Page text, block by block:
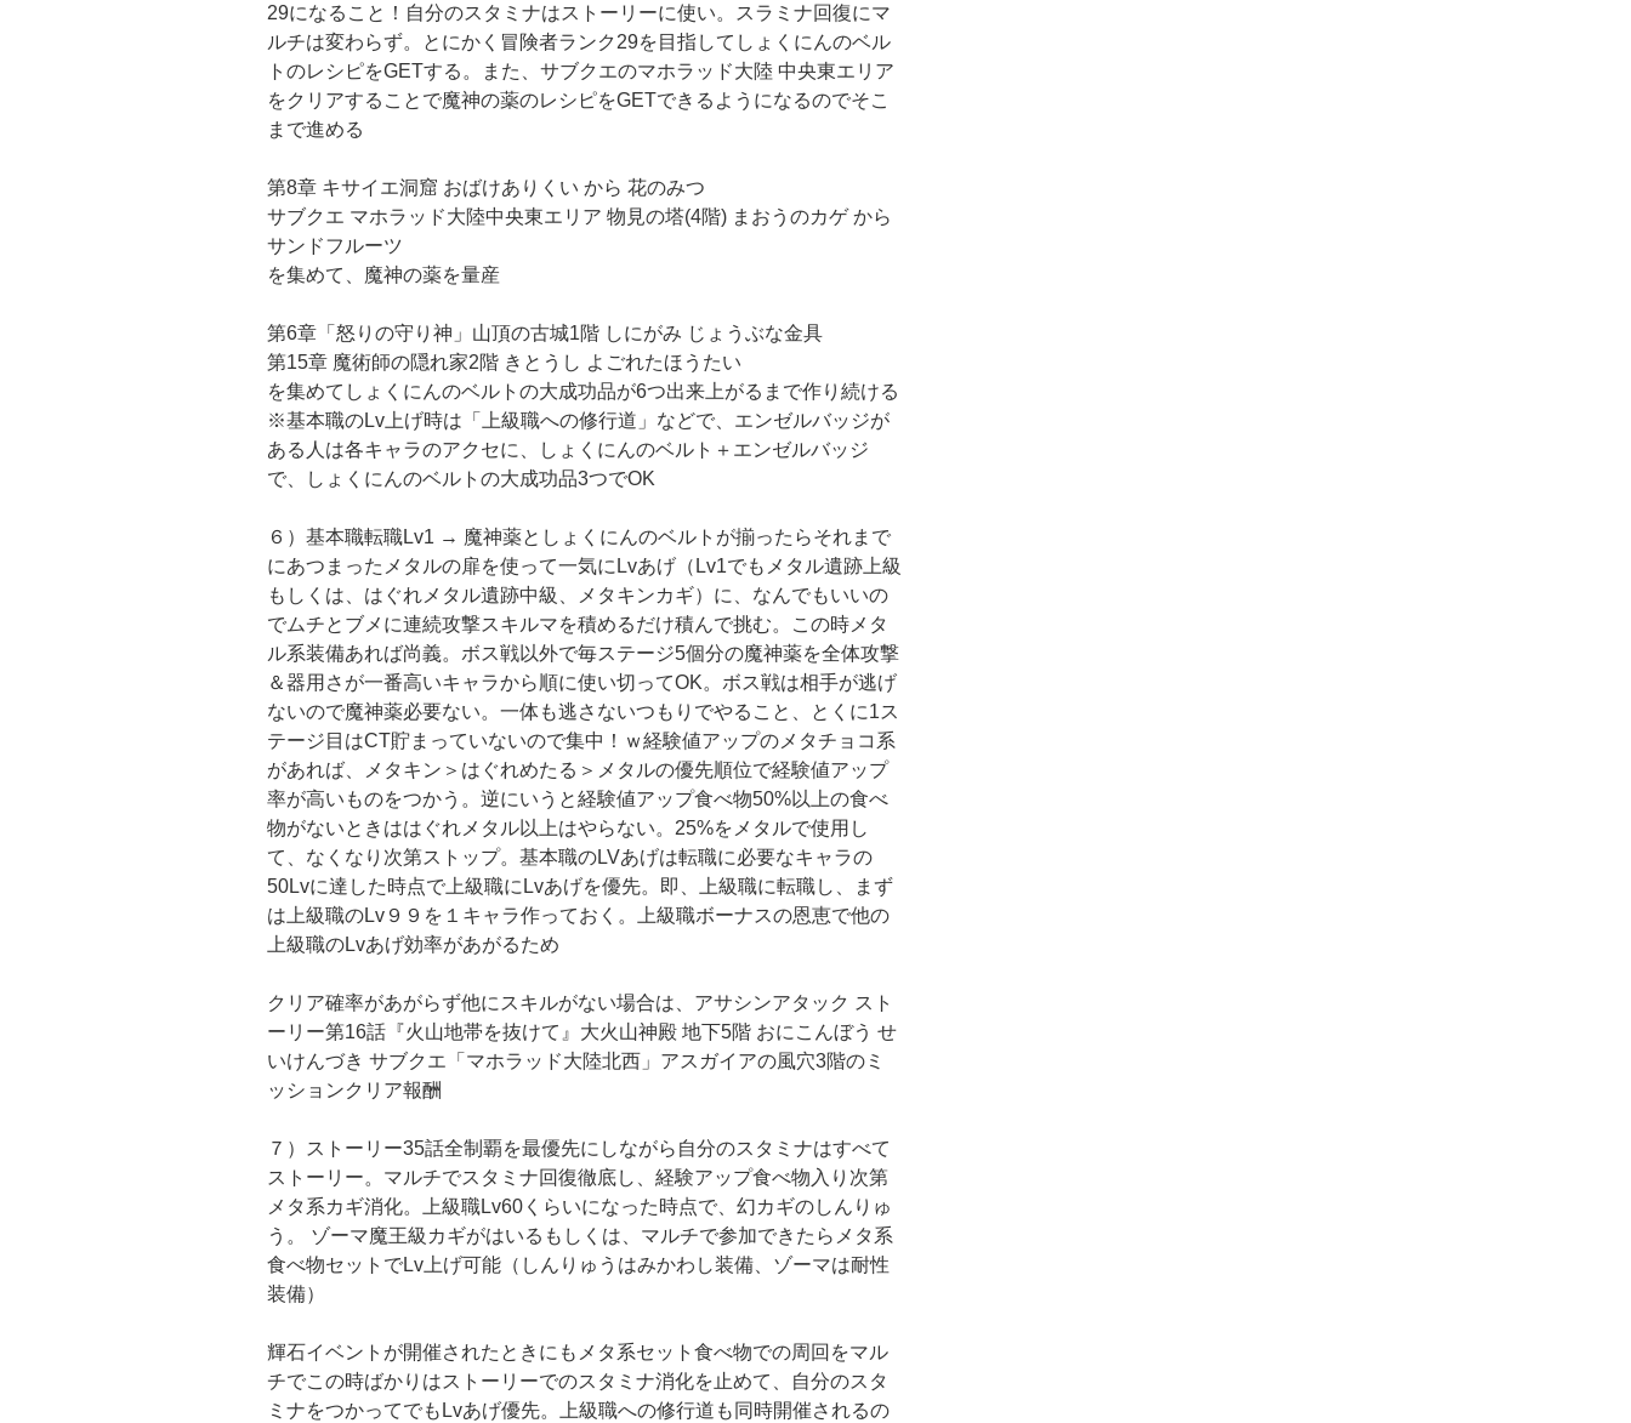
29になること！自分のスタミナはストーリーに使い。スラミナ回復にマ
ルチは変わらず。とにかく冒険者ランク29を目指してしょくにんのベル
トのレシピをGETする。また、サブクエのマホラッド大陸 中央東エリア
をクリアすることで魔神の薬のレシピをGETできるようになるのでそこ
まで進める
第8章 キサイエ洞窟 おばけありくい から 花のみつ
サブクエ マホラッド大陸中央東エリア 物見の塔(4階) まおうのカゲ から
サンドフルーツ
を集めて、魔神の薬を量産
第6章「怒りの守り神」山頂の古城1階 しにがみ じょうぶな金具
第15章 魔術師の隠れ家2階 きとうし よごれたほうたい
を集めてしょくにんのベルトの大成功品が6つ出来上がるまで作り続ける
※基本職のLv上げ時は「上級職への修行道」などで、エンゼルバッジが
ある人は各キャラのアクセに、しょくにんのベルト＋エンゼルバッジ
で、しょくにんのベルトの大成功品3つでOK
６）基本職転職Lv1 → 魔神薬としょくにんのベルトが揃ったらそれまで
にあつまったメタルの扉を使って一気にLvあげ（Lv1でもメタル遺跡上級
もしくは、はぐれメタル遺跡中級、メタキンカギ）に、なんでもいいの
でムチとブメに連続攻撃スキルマを積めるだけ積んで挑む。この時メタ
ル系装備あれば尚義。ボス戦以外で毎ステージ5個分の魔神薬を全体攻撃
＆器用さが一番高いキャラから順に使い切ってOK。ボス戦は相手が逃げ
ないので魔神薬必要ない。一体も逃さないつもりでやること、とくに1ス
テージ目はCT貯まっていないので集中！ｗ経験値アップのメタチョコ系
があれば、メタキン＞はぐれめたる＞メタルの優先順位で経験値アップ
率が高いものをつかう。逆にいうと経験値アップ食べ物50%以上の食べ
物がないときははぐれメタル以上はやらない。25%をメタルで使用し
て、なくなり次第ストップ。基本職のLVあげは転職に必要なキャラの
50Lvに達した時点で上級職にLvあげを優先。即、上級職に転職し、まず
は上級職のLv９９を１キャラ作っておく。上級職ボーナスの恩恵で他の
上級職のLvあげ効率があがるため
クリア確率があがらず他にスキルがない場合は、アサシンアタック スト
ーリー第16話『火山地帯を抜けて』大火山神殿 地下5階 おにこんぼう せ
いけんづき サブクエ「マホラッド大陸北西」アスガイアの風穴3階のミ
ッションクリア報酬
７）ストーリー35話全制覇を最優先にしながら自分のスタミナはすべて
ストーリー。マルチでスタミナ回復徹底し、経験アップ食べ物入り次第
メタ系カギ消化。上級職Lv60くらいになった時点で、幻カギのしんりゅ
う。 ゾーマ魔王級カギがはいるもしくは、マルチで参加できたらメタ系
食べ物セットでLv上げ可能（しんりゅうはみかわし装備、ゾーマは耐性
装備）
輝石イベントが開催されたときにもメタ系セット食べ物での周回をマル
チでこの時ばかりはストーリーでのスタミナ消化を止めて、自分のスタ
ミナをつかってでもLvあげ優先。上級職への修行道も同時開催されるの